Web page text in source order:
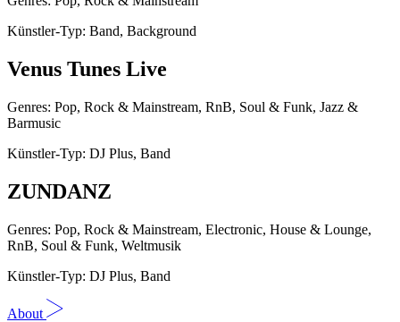
Künstler-Typ: Band, Background
Venus Tunes Live
Genres: Pop, Rock & Mainstream, RnB, Soul & Funk, Jazz &
Barmusic
Künstler-Typ: DJ Plus, Band
ZUNDANZ
Genres: Pop, Rock & Mainstream, Electronic, House & Lounge,
RnB, Soul & Funk, Weltmusik
Künstler-Typ: DJ Plus, Band
About